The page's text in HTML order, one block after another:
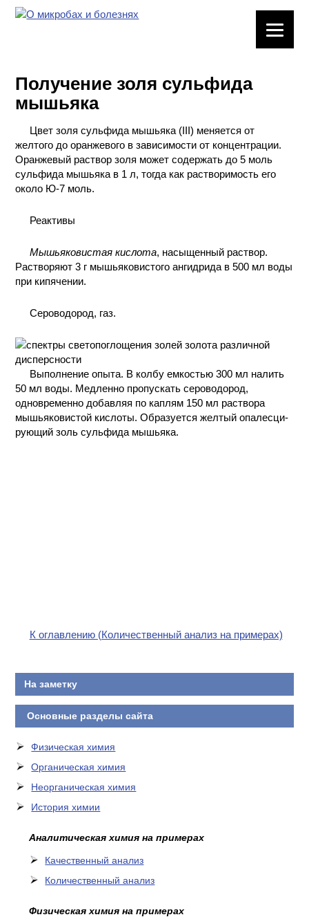
ХИМИЧЕСКАЯ
ПОСУДА
ВРЕДНЫЕ
ФАКТОРЫ
МЕТОДЫ
ХИМИЯ НА
ПРОИЗВОДСТВЕ
И ХИМИЧЕСКАЯ
Получение золя сульфида
мышьяка
Цвет золя сульфида мышьяка (III) меняется от
желтого до оранжевого в зависимости от концентрации.
Оранжевый раствор золя может содержать до 5 моль
сульфида мышьяка в 1 л, тогда как растворимость его
около Ю-7 моль.
Реактивы
Мышьяковистая кислота, насыщенный раствор.
Растворяют 3 г мышьяковистого ангидрида в 500 мл воды
при кипячении.
Сероводород, газ.
Выполнение опыта. В колбу емкостью 300 мл налить
50 мл воды. Медленно пропускать сероводород,
одновременно добавляя по каплям 150 мл раствора
мышьяковистой кислоты. Образуется желтый опалесци-
рующий золь сульфида мышьяка.
К оглавлению (Количественный анализ на примерах)
На заметку
Основные разделы сайта
Физическая химия
Органическая химия
Неорганическая химия
История химии
Аналитическая химия на примерах
Качественный анализ
Количественный анализ
Физическая химия на примерах